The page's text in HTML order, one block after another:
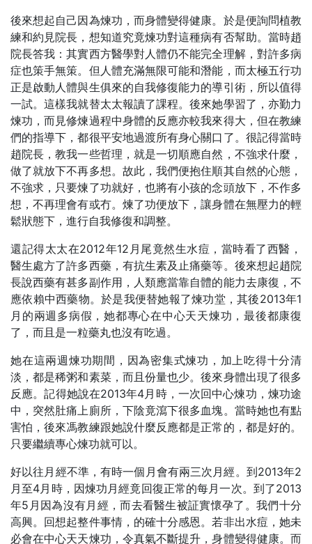
後來想起自己因為煉功，而身體變得健康。於是便詢問植教
練和約見院長，想知道究竟煉功對這種病有否幫助。當時趙
院長答我：其實西方醫學對人體仍不能完全理解，對許多病
症也策手無策。但人體充滿無限可能和潛能，而太極五行功
正是啟動人體與生俱來的自我修復能力的導引術，所以值得
一試。這樣我就替太太報讀了課程。後來她學習了，亦勤力
煉功，而見修煉過程中身體的反應亦較我來得大，但在教練
們的指導下，都很平安地過渡所有身心關口了。很記得當時
趙院長，教我一些哲理，就是一切順應自然，不強求什麼，
做了就放下不再多想。故此，我們便抱住順其自然的心態，
不強求，只要煉了功就好，也將有小孩的念頭放下，不作多
想，不再理會有或冇。煉了功便放下，讓身體在無壓力的輕
鬆狀態下，進行自我修復和調整。
還記得太太在2012年12月尾竟然生水痘，當時看了西醫，
醫生處方了許多西藥，有抗生素及止痛藥等。後來想起趙院
長說西藥有甚多副作用，人類應當靠自體的能力去康復，不
應依賴中西藥物。於是我便替她報了煉功堂，其後2013年1
月的兩週多病假，她都專心在中心天天煉功，最後都康復
了，而且是一粒藥丸也沒有吃過。
她在這兩週煉功期間，因為密集式煉功，加上吃得十分清
淡，都是稀粥和素菜，而且份量也少。後來身體出現了很多
反應。記得她說在2013年4月時，一次回中心煉功，煉功途
中，突然肚痛上廁所，下陰竟瀉下很多血塊。當時她也有點
害怕，後來馮教練跟她說什麼反應都是正常的，都是好的。
只要繼續專心煉功就可以。
好以往月經不準，有時一個月會有兩三次月經。到2013年2
月至4月時，因煉功月經竟回復正常的每月一次。到了2013
年5月因為沒有月經，而去看醫生被証實懷孕了。我們十分
高興。回想起整件事情，的確十分感恩。若非出水痘，她未
必會在中心天天煉功，令真氣不斷提升，身體變得健康。而